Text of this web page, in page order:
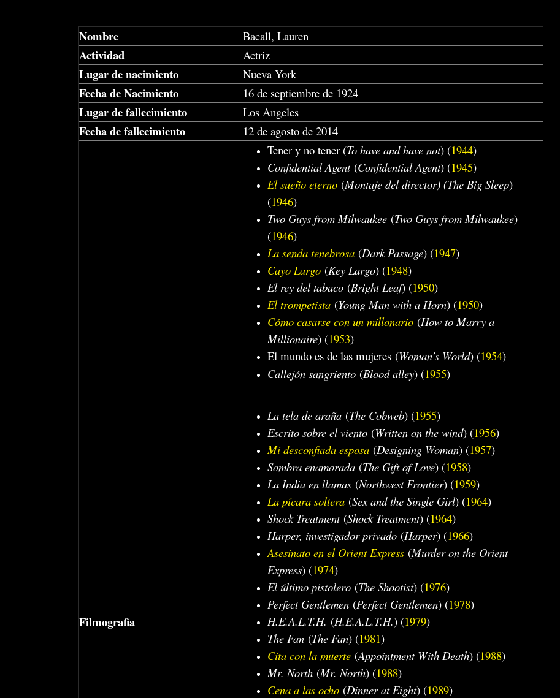
Nombre Bacall, Lauren
Actividad Actriz
Lugar de nacimiento Nueva York
Fecha de Nacimiento 16 de septiembre de 1924
Lugar de fallecimiento Los Angeles
Fecha de fallecimiento 12 de agosto de 2014
Filmografia
Tener y no tener (To have and have not) (1944)
Confidential Agent(Confidential Agent) (1945)
El sueño eterno (Montaje del director) (The Big Sleep)
(1946)
Two Guys from Milwaukee (Two Guys from Milwaukee)
(1946)
La senda tenebrosa (Dark Passage) (1947)
Cayo Largo (Key Largo) (1948)
El rey del tabaco (Bright Leaf) (1950)
El trompetista (Young Man with a Horn) (1950)
Cómo casarse con un millonario (How to Marry a
Millionaire) (1953)
El mundo es de las mujeres (Woman’s World) (1954)
Callejón sangriento (Blood alley) (1955)
La tela de araña (The Cobweb) (1955)
Escrito sobre el viento (Written on the wind) (1956)
Mi desconfiada esposa (Designing Woman) (1957)
Sombra enamorada (The Gift of Love) (1958)
La India en llamas (Northwest Frontier) (1959)
La pícara soltera (Sex and the Single Girl) (1964)
Shock Treatment(Shock Treatment) (1964)
Harper, investigador privado (Harper) (1966)
Asesinato en el Orient Express (Murder on the Orient
Express) (1974)
El último pistolero (The Shootist) (1976)
Perfect Gentlemen (Perfect Gentlemen) (1978)
H.E.A.L.T.H. (H.E.A.L.T.H.) (1979)
The Fan (The Fan) (1981)
Cita con la muerte (Appointment With Death) (1988)
Mr. North (Mr. North) (1988)
Cena a las ocho (Dinner at Eight) (1989)